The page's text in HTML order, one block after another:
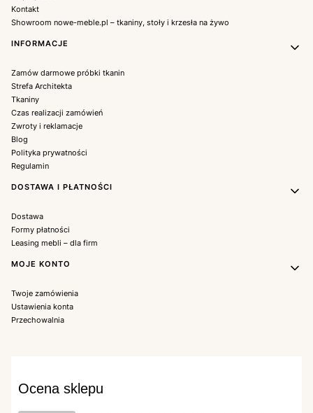
Kontakt
Showroom nowe-meble.pl – tkaniny, stoły i krzesła na żywo
INFORMACJE
Zamów darmowe próbki tkanin
Strefa Architekta
Tkaniny
Czas realizacji zamówień
Zwroty i reklamacje
Blog
Polityka prywatności
Regulamin
DOSTAWA I PŁATNOŚCI
Dostawa
Formy płatności
Leasing mebli – dla firm
MOJE KONTO
Twoje zamówienia
Ustawienia konta
Przechowalnia
Ocena sklepu